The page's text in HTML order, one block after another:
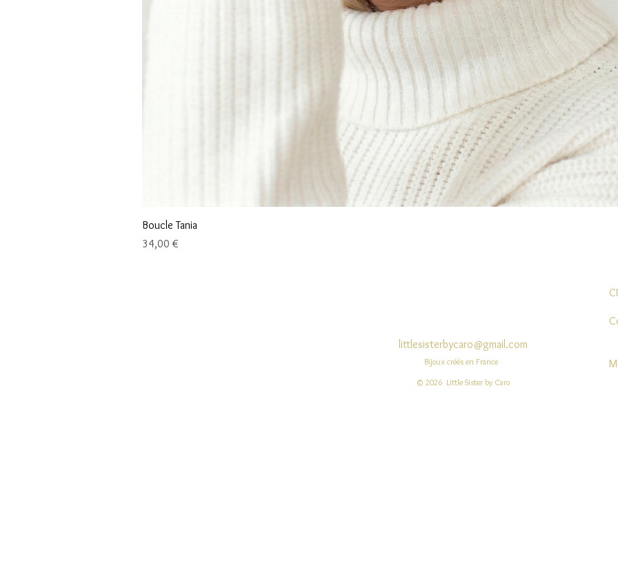
Boucle Tania
Prix
34,00 €
littlesisterbycaro@gmail.com
Bijoux créés en France
© 2026 Little Sister by Caro